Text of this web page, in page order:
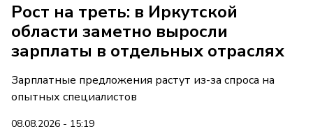
Рост на треть: в Иркутской
области заметно выросли
зарплаты в отдельных отраслях
Зарплатные предложения растут из-за спроса на
опытных специалистов
08.08.2026 - 15:19